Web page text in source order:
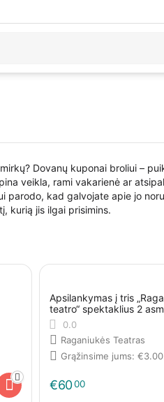
Dovanų kuponai broliui –
veikla, rami vakarienė ar
parodo, kad galvojate apie jo
kurią jis ilgai prisimins.
Apsilankymas į tris
teatro“ spektaklius 2
0.0
Raganiukės Teatras
Grąžinsime jums: €3.00
€6000